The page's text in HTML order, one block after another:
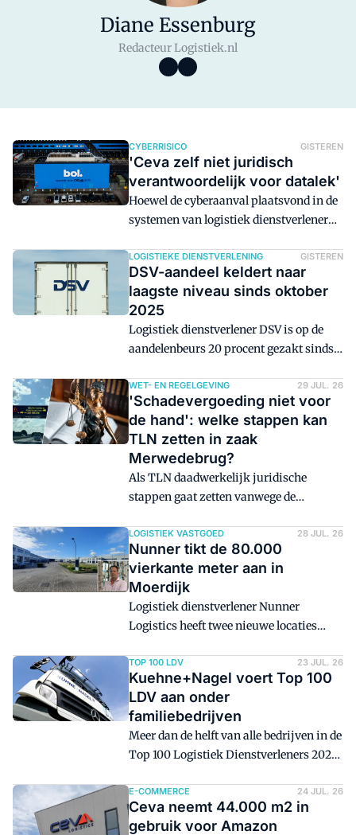
Diane Essenburg
Redacteur Logistiek.nl
CYBERRISICO GISTEREN
'Ceva zelf niet juridisch
verantwoordelijk voor datalek'
Hoewel de cyberaanval plaatsvond in de
systemen van logistiek dienstverlener
verantwoordelijkheid voor de
verwerking en bescherming van
persoonsgegevens bij het bedrijf van wie
de klanten de bestelling plaatsten. Bij Bol
dus, en de Bijenkorf, en Ajax, ING, Ace &
Tate, enzovoorts. Zalando zegt dat zijn
LOGISTIEKE DIENSTVERLENING GISTEREN
DSV-aandeel keldert naar
laagste niveau sinds oktober
2025
Logistiek dienstverlener DSV is op de
aandelenbeurs 20 procent gezakt sinds
niveau sinds oktober 2025 niet geweest.
WET- EN REGELGEVING 29 JUL. 26
'Schadevergoeding niet voor
de hand': welke stappen kan
TLN zetten in zaak
Merwedebrug?
Als TLN daadwerkelijk juridische
stappen gaat zetten vanwege de
voor vrachtverkeer, dan wordt het een
uitvoerig project. Een schadevergoeding
eisen ligt niet voor de hand, wel kan een
zaak ervoor zorgen dat er snel
gesprekken plaatsvinden over het
slechte onderhoud.
LOGISTIEK VASTGOED 28 JUL. 26
Nunner tikt de 80.000
vierkante meter aan in
Moerdijk
Logistiek dienstverlener Nunner
Logistics heeft twee nieuwe locaties
totaal telt het bedrijf nu ongeveer 80.000
vierkante meter aan
warehousecapaciteit in de regio.
TOP 100 LDV 23 JUL. 26
Kuehne+Nagel voert Top 100
LDV aan onder
familiebedrijven
Meer dan de helft van alle bedrijven in de
Top 100 Logistiek Dienstverleners 2026
door een familielid van de
oorspronkelijke oprichter.
E-COMMERCE 24 JUL. 26
Ceva neemt 44.000 m2 in
gebruik voor Amazon